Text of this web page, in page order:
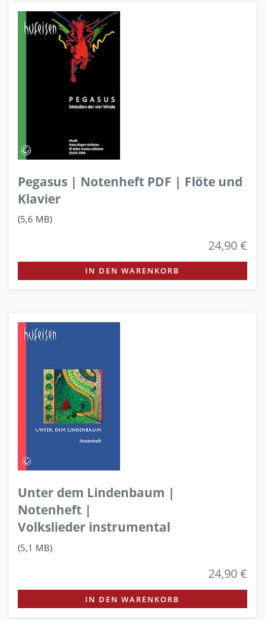
Pegasus | Notenheft PDF | Flöte und
Klavier
(5,6 MB)
24,90 €
IN DEN WARENKORB
Unter dem Lindenbaum |
Notenheft |
Volkslieder instrumental
(5,1 MB)
24,90 €
IN DEN WARENKORB